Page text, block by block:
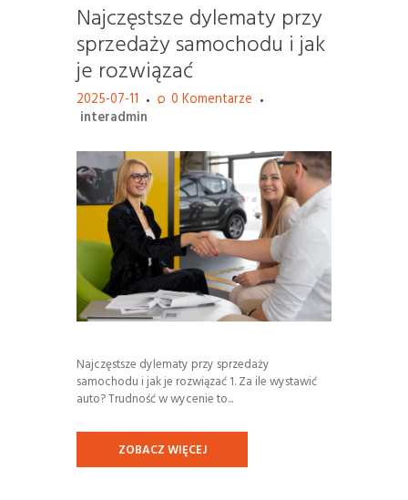
Najczęstsze dylematy przy
sprzedaży samochodu i jak
je rozwiązać
2025-07-11 0 Komentarze
interadmin
Najczęstsze dylematy przy sprzedaży
samochodu i jak je rozwiązać 1. Za ile wystawić
auto? Trudność w wycenie to...
ZOBACZ WIĘCEJ